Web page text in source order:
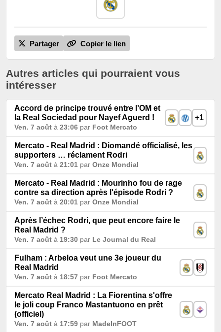
Partager Copier le lien
Autres articles qui pourraient vous
intéresser
Accord de principe trouvé entre l’OM et
la Real Sociedad pour Nayef Aguerd !
Ven. 7 août à 23:06 par Foot Mercato
+1
Mercato - Real Madrid : Diomandé officialisé, les
supporters … réclament Rodri
Ven. 7 août à 21:01 par Onze Mondial
Mercato - Real Madrid : Mourinho fou de rage
contre sa direction après l'épisode Rodri ?
Ven. 7 août à 20:01 par Onze Mondial
Après l’échec Rodri, que peut encore faire le
Real Madrid ?
Ven. 7 août à 19:30 par Le Journal du Real
Fulham : Arbeloa veut une 3e joueur du
Real Madrid
Ven. 7 août à 18:57 par Foot Mercato
Mercato Real Madrid : La Fiorentina s'offre
le joli coup Franco Mastantuono en prêt
(officiel)
Ven. 7 août à 17:59 par MadeInFOOT